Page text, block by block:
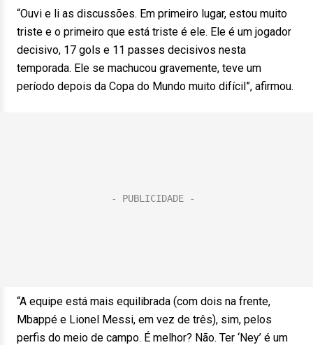
“Ouvi e li as discussões. Em primeiro lugar, estou muito
triste e o primeiro que está triste é ele. Ele é um jogador
decisivo, 17 gols e 11 passes decisivos nesta
temporada. Ele se machucou gravemente, teve um
período depois da Copa do Mundo muito difícil”, afirmou.
“A equipe está mais equilibrada (com dois na frente,
Mbappé e Lionel Messi, em vez de três), sim, pelos
perfis do meio de campo. É melhor? Não. Ter ‘Ney’ é um